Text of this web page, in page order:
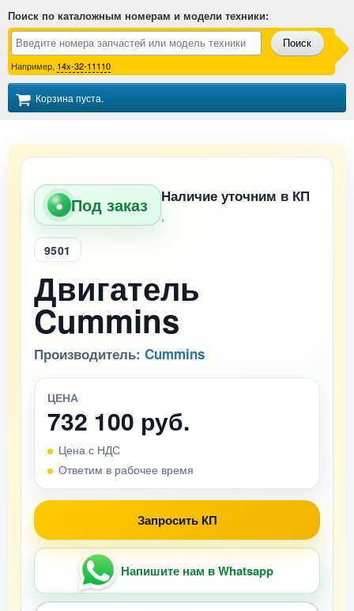
Поиск по каталожным номерам и модели техники:
Поиск
Например, 14x-32-11110
Корзина пуста.
● Под заказ Наличие уточним в КП
,
9501
Двигатель
Cummins
Производитель: Cummins
ЦЕНА
732 100 руб.
Цена с НДС
Ответим в рабочее время
Запросить КП
Напишите нам в Whatsapp